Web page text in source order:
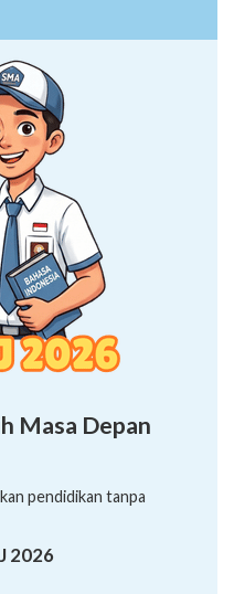
Masa Depan
pendidikan tanpa
2026